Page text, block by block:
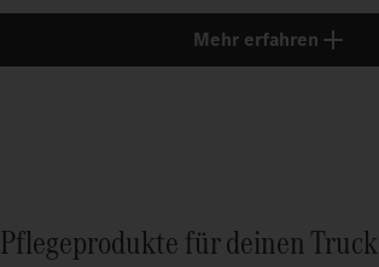
Mehr erfahren
Pflegeprodukte für deinen Truck